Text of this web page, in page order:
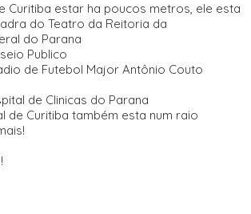
Curitiba estar ha poucos metros, ele esta
do Teatro da Reitoria da
do Parana
Publico
de Futebol Major Antônio Couto
de Clinicas do Parana
de Curitiba também esta num raio